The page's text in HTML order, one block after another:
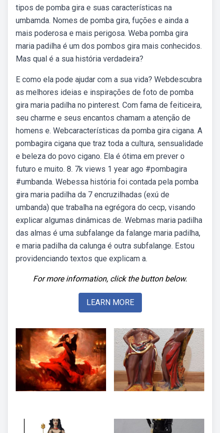
tipos de pomba gira e suas características na
umbamda. Nomes de pomba gira, fuções e ainda a
mais poderosa e mais perigosa. Weba pomba gira
maria padilha é um dos pombos gira mais conhecidos.
Mas qual é a sua história verdadeira?
E como ela pode ajudar com a sua vida? Webdescubra
as melhores ideias e inspirações de foto de pomba
gira maria padilha no pinterest. Com fama de feiticeira,
seu charme e seus encantos chamam a atenção de
homens e. Webcaracterísticas da pomba gira cigana. A
pombagira cigana que traz toda a cultura, sensualidade
e beleza do povo cigano. Ela é ótima em prever o
futuro e muito. 8. 7k views 1 year ago #pombagira
#umbanda. Webessa história foi contada pela pomba
gira maria padilha da 7 encruzilhadas (exú de
umbanda) que trabalha na egrégora do cecp, visando
explicar algumas dinâmicas de. Webmas maria padilha
das almas é uma subfalange da falange maria padilha,
e maria padilha da calunga é outra subfalange. Estou
providenciando textos que explicam a.
For more information, click the button below.
LEARN MORE